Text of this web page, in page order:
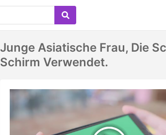
Junge Asiatische Frau, Die
Schirm Verwendet.